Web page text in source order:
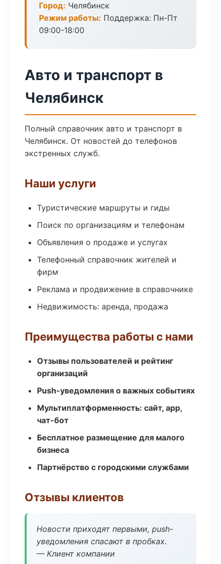
Город: Челябинск
Режим работы: Поддержка: Пн-Пт
09:00-18:00
Авто и транспорт в
Челябинск
Полный справочник авто и транспорт в
Челябинск. От новостей до телефонов
экстренных служб.
Наши услуги
Туристические маршруты и гиды
Поиск по организациям и телефонам
Объявления о продаже и услугах
Телефонный справочник жителей и
фирм
Реклама и продвижение в справочнике
Недвижимость: аренда, продажа
Преимущества работы с нами
Отзывы пользователей и рейтинг
организаций
Push-уведомления о важных событиях
Мультиплатформенность: сайт, app,
чат-бот
Бесплатное размещение для малого
бизнеса
Партнёрство с городскими службами
Отзывы клиентов
Новости приходят первыми, push-
уведомления спасают в пробках.
— Клиент компании